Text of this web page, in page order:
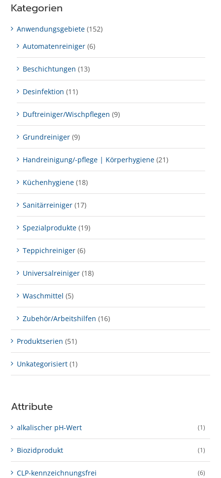
Kategorien
Anwendungsgebiete (152)
Automatenreiniger (6)
Beschichtungen (13)
Desinfektion (11)
Duftreiniger/Wischpflegen (9)
Grundreiniger (9)
Handreinigung/-pflege | Körperhygiene (21)
Küchenhygiene (18)
Sanitärreiniger (17)
Spezialprodukte (19)
Teppichreiniger (6)
Universalreiniger (18)
Waschmittel (5)
Zubehör/Arbeitshilfen (16)
Produktserien (51)
Unkategorisiert (1)
Attribute
alkalischer pH-Wert (1)
Biozidprodukt (1)
CLP-kenn­zeich­­nungs­frei (6)